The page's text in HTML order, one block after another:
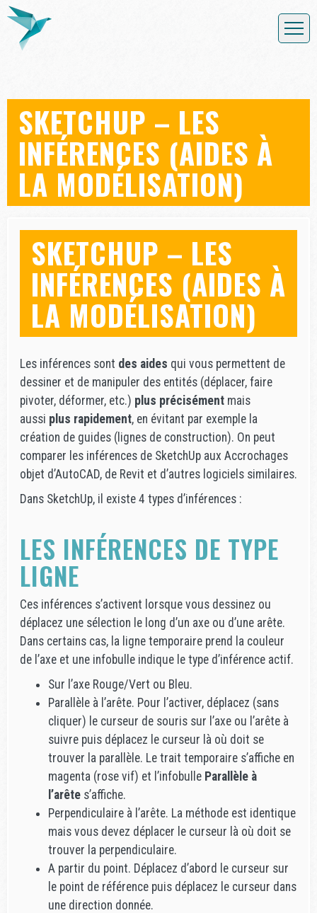
SKETCHUP – LES
INFÉRENCES (AIDES À
LA MODÉLISATION)
SKETCHUP – LES
INFÉRENCES (AIDES À
LA MODÉLISATION)
Les inférences sont des aides qui vous permettent de
dessiner et de manipuler des entités (déplacer, faire
pivoter, déformer, etc.) plus précisément mais
aussi plus rapidement, en évitant par exemple la
création de guides (lignes de construction). On peut
comparer les inférences de SketchUp aux Accrochages
objet d’AutoCAD, de Revit et d’autres logiciels similaires.
Dans SketchUp, il existe 4 types d’inférences :
LES INFÉRENCES DE TYPE
LIGNE
Ces inférences s’activent lorsque vous dessinez ou
déplacez une sélection le long d’un axe ou d’une arête.
Dans certains cas, la ligne temporaire prend la couleur
de l’axe et une infobulle indique le type d’inférence actif.
Sur l’axe Rouge/Vert ou Bleu.
Parallèle à l’arête. Pour l’activer, déplacez (sans
cliquer) le curseur de souris sur l’axe ou l’arête à
suivre puis déplacez le curseur là où doit se
trouver la parallèle. Le trait temporaire s’affiche en
magenta (rose vif) et l’infobulle Parallèle à
l’arête s’affiche.
Perpendiculaire à l’arête. La méthode est identique
mais vous devez déplacer le curseur là où doit se
trouver la perpendiculaire.
A partir du point. Déplacez d’abord le curseur sur
le point de référence puis déplacez le curseur dans
une direction donnée.